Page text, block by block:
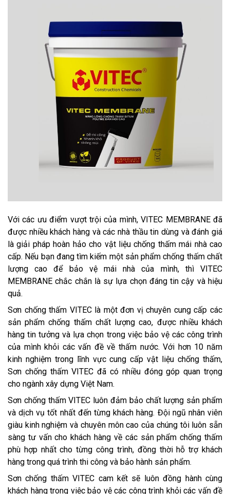
Với các ưu điểm vượt trội của mình, VITEC MEMBRANE đã
được nhiều khách hàng và các nhà thầu tin dùng và đánh giá
là giải pháp hoàn hảo cho vật liệu chống thấm mái nhà cao
cấp. Nếu bạn đang tìm kiếm một sản phẩm chống thấm chất
lượng cao để bảo vệ mái nhà của mình, thì VITEC
MEMBRANE chắc chắn là sự lựa chọn đáng tin cậy và hiệu
quả.
Sơn chống thấm VITEC là một đơn vị chuyên cung cấp các
sản phẩm chống thấm chất lượng cao, được nhiều khách
hàng tin tưởng và lựa chọn trong việc bảo vệ các công trình
của mình khỏi các vấn đề về thấm nước. Với hơn 10 năm
kinh nghiệm trong lĩnh vực cung cấp vật liệu chống thấm,
Sơn chống thấm VITEC đã có nhiều đóng góp quan trọng
cho ngành xây dựng Việt Nam.
Sơn chống thấm VITEC luôn đảm bảo chất lượng sản phẩm
và dịch vụ tốt nhất đến từng khách hàng. Đội ngũ nhân viên
giàu kinh nghiệm và chuyên môn cao của chúng tôi luôn sẵn
sàng tư vấn cho khách hàng về các sản phẩm chống thấm
phù hợp nhất cho từng công trình, đồng thời hỗ trợ khách
hàng trong quá trình thi công và bảo hành sản phẩm.
Sơn chống thấm VITEC cam kết sẽ luôn đồng hành cùng
khách hàng trong việc bảo vệ các công trình khỏi các vấn đề